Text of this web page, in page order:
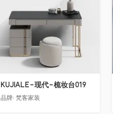
KUJIALE-现代-梳妆台019
品牌:梵客家装